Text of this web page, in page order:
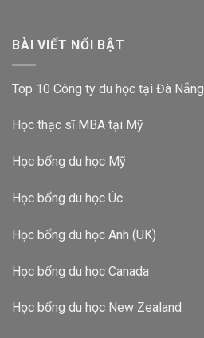
BÀI VIẾT NỔI BẬT
Top 10 Công ty du học tại Đà Nẵng
Học thạc sĩ MBA tại Mỹ
Học bổng du học Mỹ
Học bổng du học Úc
Học bổng du học Anh (UK)
Học bổng du học Canada
Học bổng du học New Zealand